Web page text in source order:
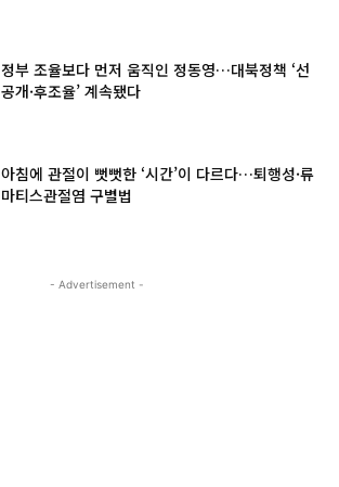
정부 조율보다 먼저 움직인 정동영…대북정책 ‘선
공개·후조율’ 계속됐다
아침에 관절이 뻣뻣한 ‘시간’이 다르다…퇴행성·류
마티스관절염 구별법
- Advertisement -